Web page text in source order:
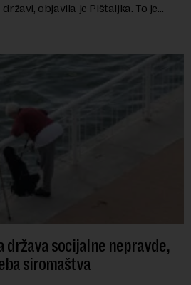
objavila je Pištaljka. To je
država socijalne nepravde,
siromaštva